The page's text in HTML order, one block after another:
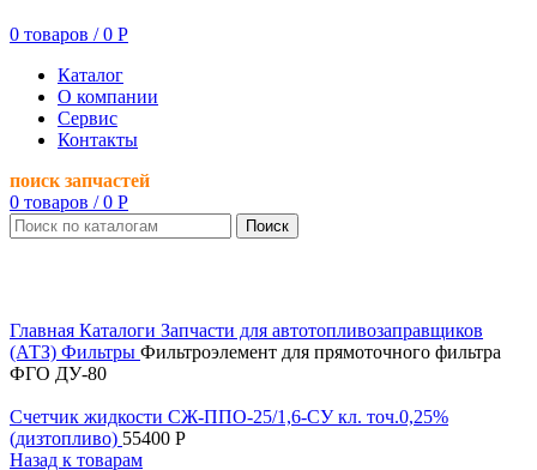
0 товаров / 0 Р
Каталог
О компании
Сервис
Контакты
поиск запчастей
0 товаров / 0 Р
Поиск
Главная Каталоги Запчасти для автотопливозаправщиков
(АТЗ) Фильтры Фильтроэлемент для прямоточного фильтра
ФГО ДУ-80
Счетчик жидкости СЖ-ППО-25/1,6-СУ кл. точ.0,25%
(дизтопливо) 55400 Р
Назад к товарам